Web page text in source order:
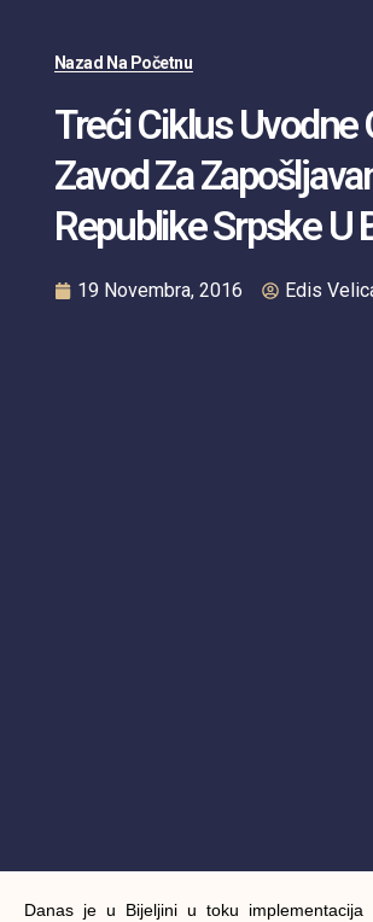
Nazad Na Početnu
Treći Ciklus Uvodne
Zavod Za
Republike Srpske U
19 Novembra, 2016 Edis
Danas je u Bijeljini u toku implementacija